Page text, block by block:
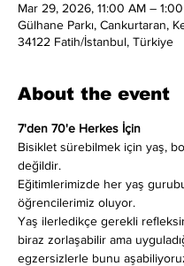
Mar 29, 2026, 11:00 AM –
Gülhane Parkı, Cankurtaran,
34122 Fatih/İstanbul, Türkiye
About the event
7'den 70'e Herkes İçin
Bisiklet sürebilmek için yaş,
değildir.
Eğitimlerimizde her yaş
öğrencilerimiz oluyor.
Yaş ilerledikçe gerekli
biraz zorlaşabilir ama
egzersizlerle bunu